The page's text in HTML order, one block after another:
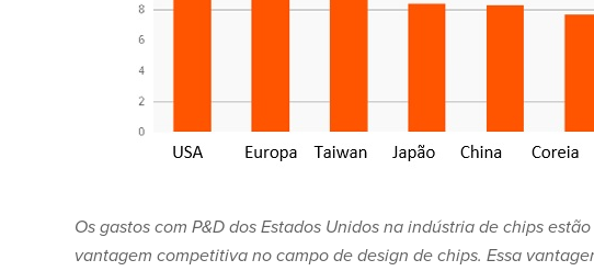
Os gastos com P&D dos Estados Unidos na indústria de chips
vantagem competitiva no campo de design de chips. Essa